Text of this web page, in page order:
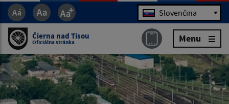
Jazyk Slovenčina
Čierna nad Tisou
Oficiálna stránka Menu